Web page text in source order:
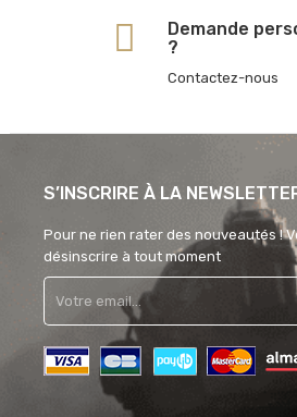
Demande
?
Contactez-nous
S’INSCRIRE À LA
Pour ne rien rater des nouveautés !
désinscrire à tout moment